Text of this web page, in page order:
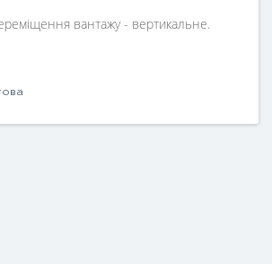
вантажу - вертикальне.